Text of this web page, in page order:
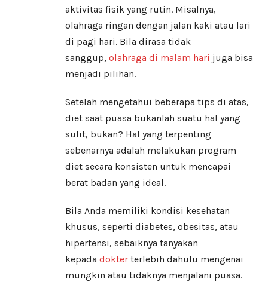
aktivitas fisik yang rutin. Misalnya,
olahraga ringan dengan jalan kaki atau lari
di pagi hari. Bila dirasa tidak
sanggup, olahraga di malam hari juga bisa
menjadi pilihan.
Setelah mengetahui beberapa tips di atas,
diet saat puasa bukanlah suatu hal yang
sulit, bukan? Hal yang terpenting
sebenarnya adalah melakukan program
diet secara konsisten untuk mencapai
berat badan yang ideal.
Bila Anda memiliki kondisi kesehatan
khusus, seperti diabetes, obesitas, atau
hipertensi, sebaiknya tanyakan
kepada dokter terlebih dahulu mengenai
mungkin atau tidaknya menjalani puasa.